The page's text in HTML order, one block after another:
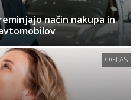
način nakupa in
OGLAS